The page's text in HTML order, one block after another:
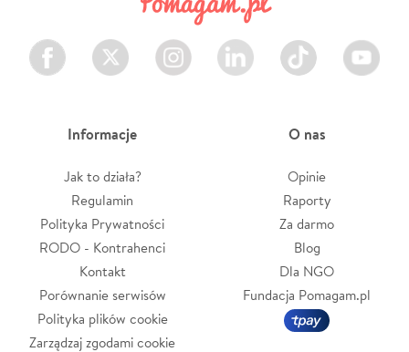
Facebook Twitter Instagram LinkedIn TikTok Youtube
Informacje
Jak to działa?
Regulamin
Polityka Prywatności
RODO - Kontrahenci
Kontakt
Porównanie serwisów
Polityka plików cookie
Zarządzaj zgodami cookie
O nas
Opinie
Raporty
Za darmo
Blog
Dla NGO
Fundacja Pomagam.pl